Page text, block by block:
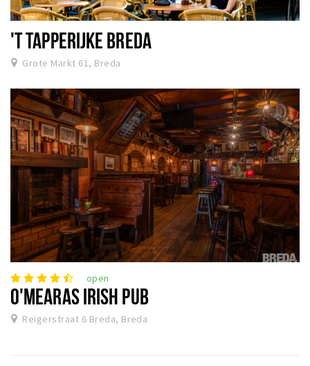
'T TAPPERIJKE BREDA
Grote Markt 61, Breda
open
O'MEARAS IRISH PUB
Reigerstraat 6 Breda, Breda